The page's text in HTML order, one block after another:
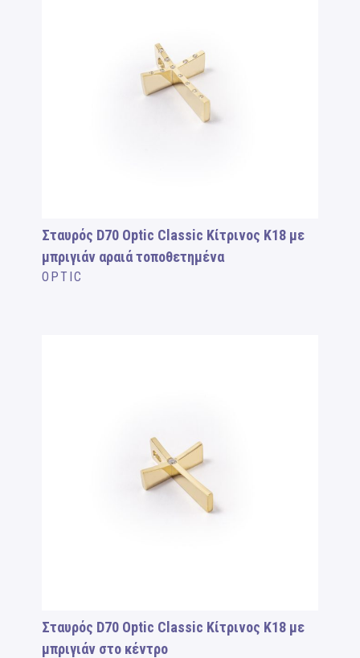
Σταυρός D70 Optic Classic Κίτρινος Κ18 με
μπριγιάν αραιά τοποθετημένα
OPTIC
Σταυρός D70 Optic Classic Κίτρινος Κ18 με
μπριγιάν στο κέντρο